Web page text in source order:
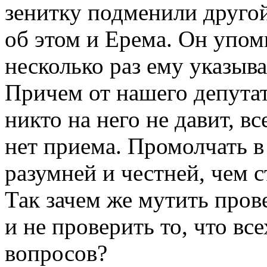
зенитку подменили
об этом и Ерема. Он
несколько раз ему
Причем от нашего
никто на него не давит,
нет приема. Промолчать
разумней и честней, чем
Так зачем же мутить
и не проверить то, что
вопросов?